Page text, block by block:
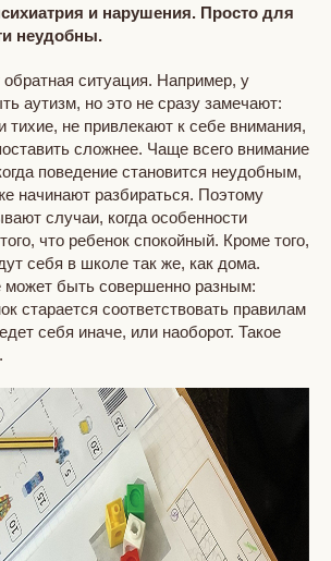
и нарушения. Просто для
неудобны.
ситуация. Например, у
аутизм, но это не сразу замечают:
тихие, не привлекают к себе внимания,
сложнее. Чаще всего внимание
поведение становится неудобным,
начинают разбираться. Поэтому
случаи, когда особенности
что ребенок спокойный. Кроме того,
себя в школе так же, как дома.
может быть совершенно разным:
старается соответствовать правилам
себя иначе, или наоборот. Такое